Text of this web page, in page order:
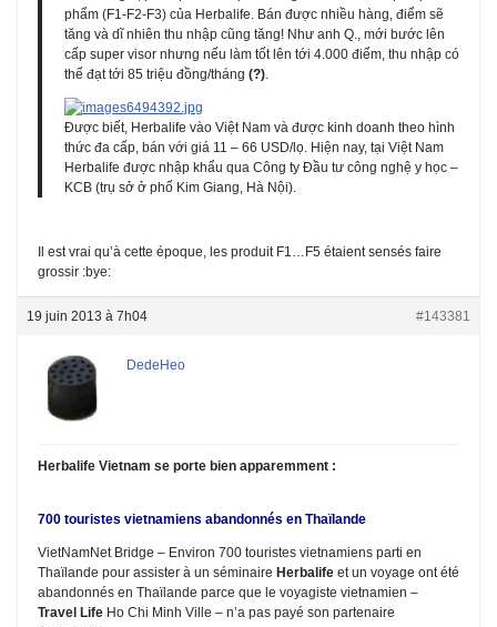
phẩm (F1-F2-F3) của Herbalife. Bán được nhiều hàng, điểm sẽ
tăng và dĩ nhiên thu nhập cũng tăng! Như anh Q., mới bước lên
cấp super visor nhưng nếu làm tốt lên tới 4.000 điểm, thu nhập có
thể đạt tới 85 triệu đồng/tháng (?)
Được biết, Herbalife vào Việt Nam và được kinh doanh theo hình
thức đa cấp, bán với giá 11 – 66 USD/lọ. Hiện nay, tại Việt Nam
Herbalife được nhập khẩu qua Công ty Đầu tư công nghệ y học –
KCB (trụ sở ở phố Kim Giang, Hà Nội).
Il est vrai qu’à cette époque, les produit F1…F5 étaient sensés faire
grossir :bye:
19 juin 2013 à 7h04 #143381
DedeHeo
Herbalife Vietnam se porte bien apparemment :
700 touristes vietnamiens abandonnés en Thaïlande
VietNamNet Bridge – Environ 700 touristes vietnamiens parti en
Thaïlande pour assister à un séminaire Herbalife et un voyage ont été
abandonnés en Thaïlande parce que le voyagiste vietnamien –
Travel Life Ho Chi Minh Ville – n’a pas payé son partenaire